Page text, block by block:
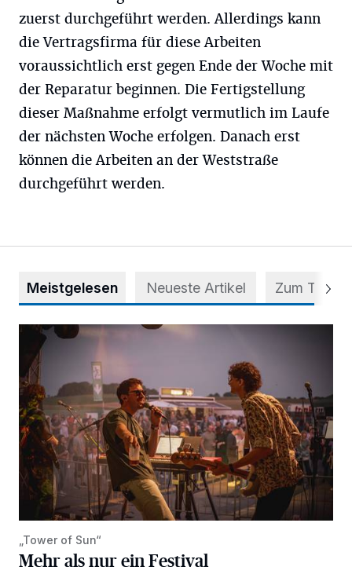
zuerst durchgeführt werden. Allerdings kann
die Vertragsfirma für diese Arbeiten
voraussichtlich erst gegen Ende der Woche mit
der Reparatur beginnen. Die Fertigstellung
dieser Maßnahme erfolgt vermutlich im Laufe
der nächsten Woche erfolgen. Danach erst
können die Arbeiten an der Weststraße
durchgeführt werden.
Meistgelesen Neueste Artikel Zum Thema
Mehr als nur ein Festival
„Tower of Sun“
Mehr als nur ein Festival